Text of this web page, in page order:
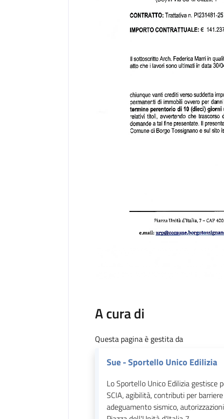
A cura di
Questa pagina è gestita da
Sue - Sportello Unico Edilizia
Lo Sportello Unico Edilizia gestisce
SCIA, agibilità, contributi per
adeguamento sismico,